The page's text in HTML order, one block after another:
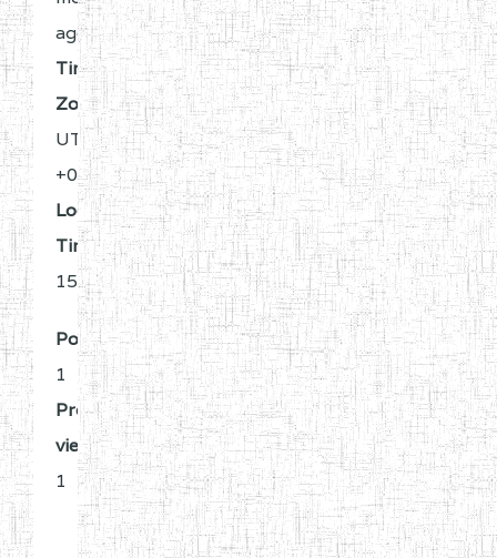
ago
Time
Zone:
UTC
+0:00
Local
Time:
15:30
Posts:
1
Profile
views:
1